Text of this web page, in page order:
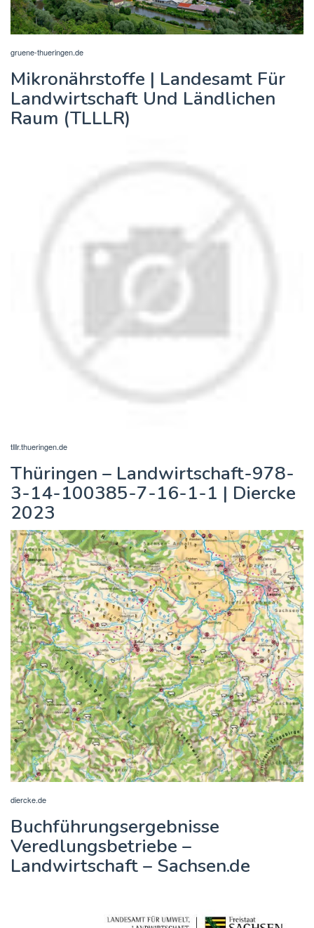
gruene-thueringen.de
Mikronährstoffe | Landesamt Für
Landwirtschaft Und Ländlichen
Raum (TLLLR)
tlllr.thueringen.de
Thüringen – Landwirtschaft-978-
3-14-100385-7-16-1-1 | Diercke
2023
diercke.de
Buchführungsergebnisse
Veredlungsbetriebe –
Landwirtschaft – Sachsen.de